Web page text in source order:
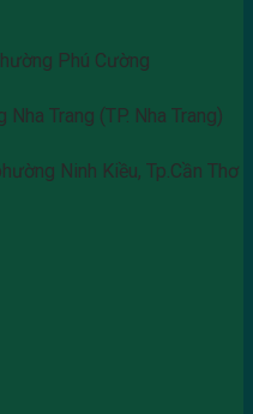
Phú Cường
Trang (TP. Nha Trang)
Ninh Kiều, Tp.Cần Thơ